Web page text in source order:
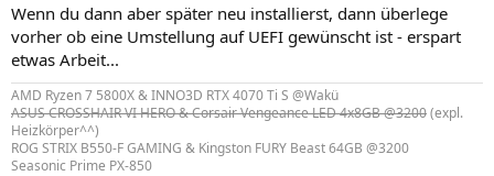
Wenn du dann aber später neu installierst, dann überlege
vorher ob eine Umstellung auf UEFI gewünscht ist - erspart
etwas Arbeit...
AMD Ryzen 7 5800X & INNO3D RTX 4070 Ti S @Wakü
ASUS CROSSHAIR VI HERO & Corsair Vengeance LED 4x8GB @3200(expl.
Heizkörper^^)
ROG STRIX B550-F GAMING & Kingston FURY Beast 64GB @3200
Seasonic Prime PX-850